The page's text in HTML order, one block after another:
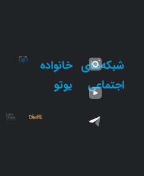
خانواده
یوتو